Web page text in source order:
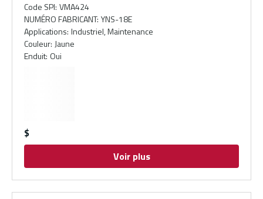
Code SPI: VMA424
NUMÉRO FABRICANT: YNS-18E
Applications: Industriel, Maintenance
Couleur: Jaune
Enduit: Oui
$
Voir plus